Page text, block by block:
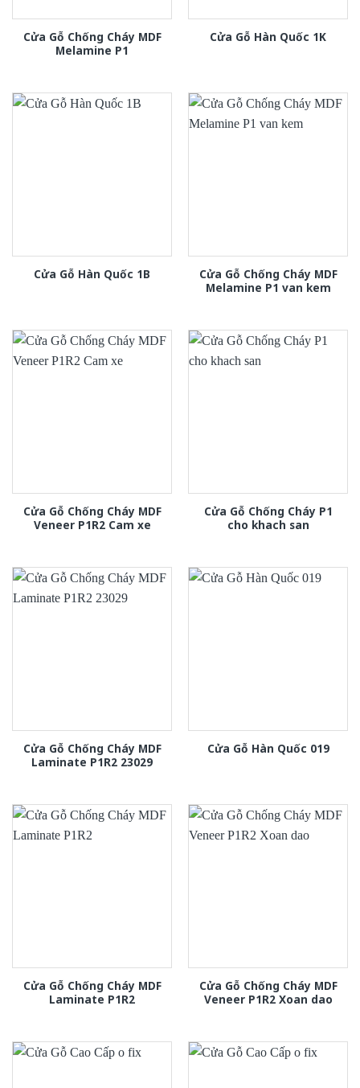
Cửa Gỗ Chống Cháy MDF
Melamine P1
Cửa Gỗ Hàn Quốc 1K
Cửa Gỗ Hàn Quốc 1B
Cửa Gỗ Chống Cháy MDF
Melamine P1 van kem
Cửa Gỗ Chống Cháy MDF
Veneer P1R2 Cam xe
Cửa Gỗ Chống Cháy P1
cho khach san
Cửa Gỗ Chống Cháy MDF
Laminate P1R2 23029
Cửa Gỗ Hàn Quốc 019
Cửa Gỗ Chống Cháy MDF
Laminate P1R2
Cửa Gỗ Chống Cháy MDF
Veneer P1R2 Xoan dao